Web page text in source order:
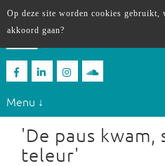
Menu ↓
'De paus kwam,
teleur'
Op deze site worden cookies gebruikt,
akkoord gaan?